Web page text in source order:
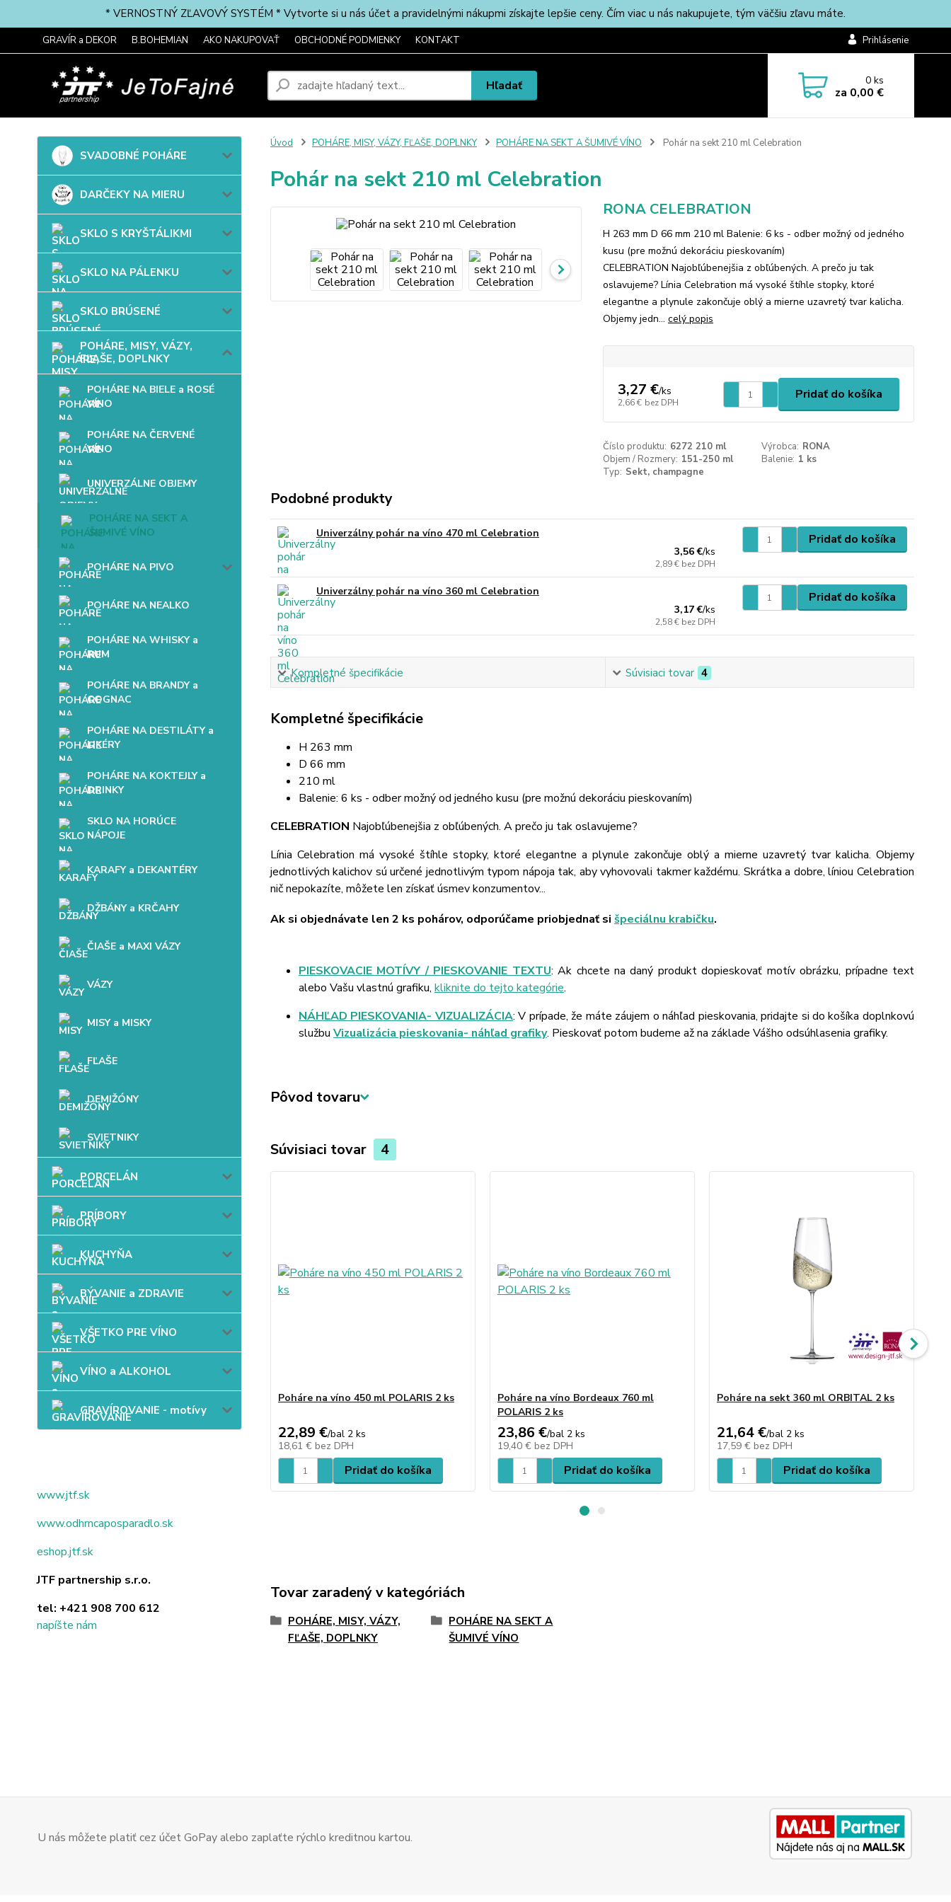
* VERNOSTNÝ ZĽAVOVÝ SYSTÉM * Vytvorte si u nás účet a pravidelnými nákupmi získajte lepšie ceny. Čím viac u nás nakupujete, tým väčšiu zľavu máte.
GRAVÍR a DEKOR B.BOHEMIAN AKO NAKUPOVAŤ OBCHODNÉ PODMIENKY KONTAKT Prihlásenie
Hľadať 0ks
za 0,00 €
SVADOBNÉ POHÁRE
DARČEKY NA MIERU
SKLO S KRYŠTÁLIKMI
SKLO NA PÁLENKU
SKLO BRÚSENÉ
POHÁRE, MISY, VÁZY,
FĽAŠE, DOPLNKY
POHÁRE NA BIELE a ROSÉ
VÍNO
POHÁRE NA ČERVENÉ
VÍNO
UNIVERZÁLNE OBJEMY
POHÁRE NA SEKT A
ŠUMIVÉ VÍNO
POHÁRE NA PIVO
POHÁRE NA NEALKO
POHÁRE NA WHISKY a
RUM
POHÁRE NA BRANDY a
COGNAC
POHÁRE NA DESTILÁTY a
LIKÉRY
POHÁRE NA KOKTEJLY a
DRINKY
SKLO NA HORÚCE
NÁPOJE
KARAFY a DEKANTÉRY
DŽBÁNY a KRČAHY
ČIAŠE a MAXI VÁZY
VÁZY
MISY a MISKY
FĽAŠE
DEMIŽÓNY
SVIETNIKY
PORCELÁN
PRÍBORY
KUCHYŇA
BÝVANIE a ZDRAVIE
VŠETKO PRE VÍNO
VÍNO a ALKOHOL
GRAVÍROVANIE - motívy
www.jtf.sk
www.odhrncaposparadlo.sk
eshop.jtf.sk
JTF partnership s.r.o.
tel: +421 908 700 612
napíšte nám
Úvod POHÁRE, MISY, VÁZY, FĽAŠE, DOPLNKY POHÁRE NA SEKT A ŠUMIVÉ VÍNO Pohár na sekt 210 ml Celebration
Pohár na sekt 210 ml Celebration
RONA CELEBRATION
H 263 mm D 66 mm 210 ml Balenie: 6 ks - odber možný od jedného
kusu (pre možnú dekoráciu pieskovaním)
CELEBRATION Najobľúbenejšia z obľúbených. A prečo ju tak
oslavujeme? Línia Celebration má vysoké štíhle stopky, ktoré
elegantne a plynule zakončuje oblý a mierne uzavretý tvar kalicha.
Objemy jedn... celý popis
3,27 €/ks
2,66 € bez DPH
Pridať do košíka
Číslo produktu: 6272 210 ml Výrobca: RONA
Objem / Rozmery: 151-250 ml Balenie: 1 ks
Typ: Sekt, champagne
Podobné produkty
Univerzálny pohár na víno 470 ml Celebration
3,56 €/ks
2,89 € bez DPH
Pridať do košíka
Univerzálny pohár na víno 360 ml Celebration
3,17 €/ks
2,58 € bez DPH
Pridať do košíka
Kompletné špecifikácie Súvisiaci tovar 4
Kompletné špecifikácie
H 263 mm
D 66 mm
210 ml
Balenie: 6 ks - odber možný od jedného kusu (pre možnú dekoráciu pieskovaním)
CELEBRATION Najobľúbenejšia z obľúbených. A prečo ju tak oslavujeme?
Línia Celebration má vysoké štíhle stopky, ktoré elegantne a plynule zakončuje oblý a mierne uzavretý tvar kalicha. Objemy
jednotlivých kalichov sú určené jednotlivým typom nápoja tak, aby vyhovovali takmer každému. Skrátka a dobre, líniou Celebration
nič nepokazíte, môžete len získať úsmev konzumentov...
Ak si objednávate len 2 ks pohárov, odporúčame priobjednať si špeciálnu krabičku.
PIESKOVACIE MOTÍVY / PIESKOVANIE TEXTU: Ak chcete na daný produkt dopieskovať motív obrázku, prípadne text
alebo Vašu vlastnú grafiku, kliknite do tejto kategórie.
NÁHĽAD PIESKOVANIA- VIZUALIZÁCIA: V prípade, že máte záujem o náhľad pieskovania, pridajte si do košíka doplnkovú
službu Vizualizácia pieskovania- náhľad grafiky. Pieskovať potom budeme až na základe Vášho odsúhlasenia grafiky.
Pôvod tovaru
Súvisiaci tovar 4
Poháre na víno 450 ml POLARIS 2 ks
22,89 €/bal 2 ks
18,61 € bez DPH
Pridať do košíka
Poháre na víno Bordeaux 760 ml
POLARIS 2 ks
23,86 €/bal 2 ks
19,40 € bez DPH
Pridať do košíka
Poháre na sekt 360 ml ORBITAL 2 ks
21,64 €/bal 2 ks
17,59 € bez DPH
Pridať do košíka
Tovar zaradený v kategóriách
POHÁRE, MISY, VÁZY,
FĽAŠE, DOPLNKY
POHÁRE NA SEKT A
ŠUMIVÉ VÍNO
U nás môžete platiť cez účet GoPay alebo zaplaťte rýchlo kreditnou kartou.